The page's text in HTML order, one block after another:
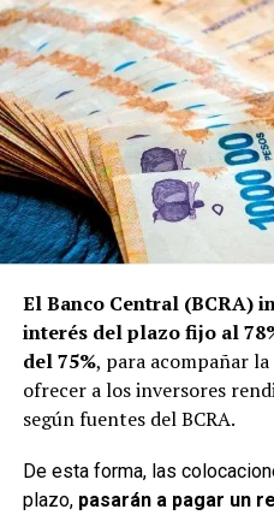
El Banco Central (BCRA)
interés del plazo fijo al
del 75%, para acompañar
ofrecer a los inversores
según fuentes del BCRA.
De esta forma, las
plazo, pasarán a pagar un